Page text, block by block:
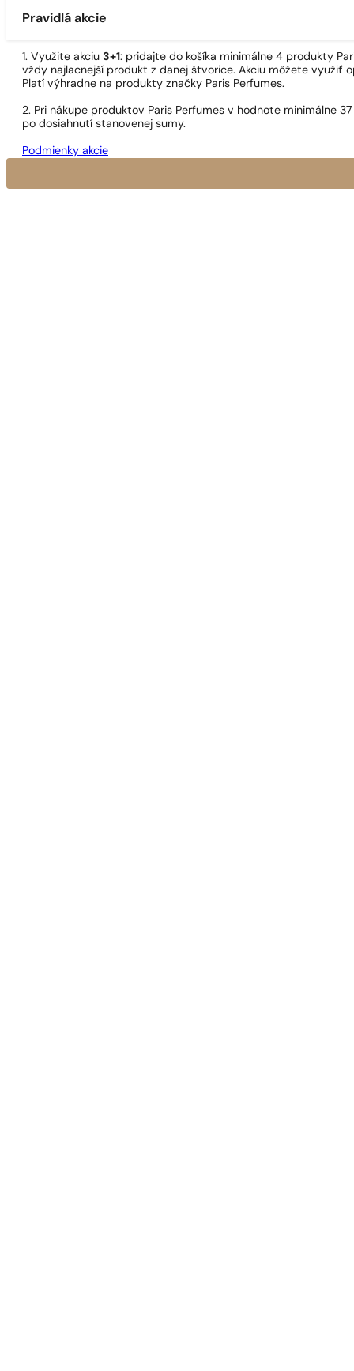
Pravidlá akcie
1. Využite akciu 3+1: pridajte do košíka minimálne 4 produkty
vždy najlacnejší produkt z danej štvorice. Akciu môžete využiť
Platí výhradne na produkty značky Paris Perfumes.
2. Pri nákupe produktov Paris Perfumes v hodnote minimálne
po dosiahnutí stanovenej sumy.
Podmienky akcie